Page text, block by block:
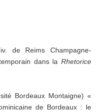
de Reims Champagne-
dans la Rhetorice
Bordeaux Montaigne) «
de Bordeaux : le